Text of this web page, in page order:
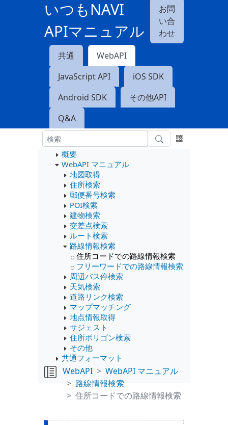
いつもNAVI
APIマニュアル
お問
い合
わせ
共通
WebAPI
JavaScript API
iOS SDK
Android SDK
その他API
Q&A
概要
WebAPI マニュアル
地図取得
住所検索
郵便番号検索
POI検索
建物検索
交差点検索
ルート検索
路線情報検索
住所コードでの路線情報検索
フリーワードでの路線情報検索
周辺バス停検索
天気検索
道路リンク検索
マップマッチング
地点情報取得
サジェスト
住所ポリゴン検索
その他
共通フォーマット
WebAPI
WebAPI マニュアル
路線情報検索
住所コードでの路線情報検索